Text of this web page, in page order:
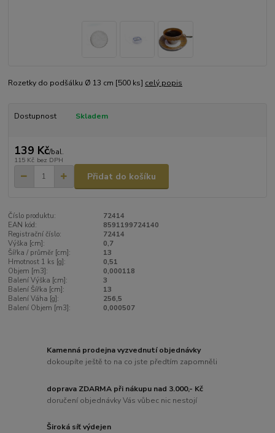
Rozetky do podšálku Ø 13 cm [500 ks] celý popis
Dostupnost Skladem
139 Kč/bal.
115 Kč bez DPH
Přidat do košíku
Číslo produktu:
72414
EAN kód:
8591199724140
Registrační číslo:
72414
Výška [cm]:
0,7
Šířka / průměr [cm]:
13
Hmotnost 1 ks [g]:
0,51
Objem [m3]:
0,000118
Balení Výška [cm]:
3
Balení Šířka [cm]:
13
Balení Váha [g]:
256,5
Balení Objem [m3]:
0,000507
Kamenná prodejna vyzvednutí objednávky
dokoupíte ještě to na co jste předtím zapomněli
doprava ZDARMA při nákupu nad 3.000,- Kč
doručení objednávky Vás vůbec nic nestojí
Široká síť výdejen